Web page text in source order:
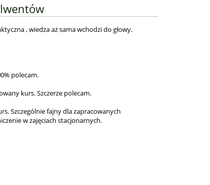
, wiedza aż sama wchodzi do głowy.
polecam.
kurs. Szczerze polecam.
Szczególnie fajny dla zapracowanych
w zajęciach stacjonarnych.